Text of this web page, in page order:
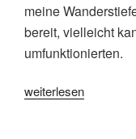
meine
bereit, vielleicht
umfunktionierten.
„C2C
weiterlesen